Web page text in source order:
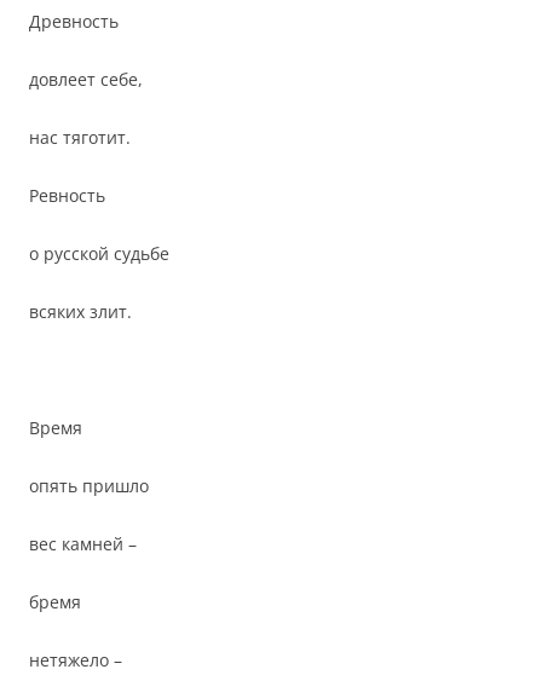
Древность
довлеет себе,
нас тяготит.
Ревность
о русской судьбе
всяких злит.
Время
опять пришло
вес камней –
бремя
нетяжело –